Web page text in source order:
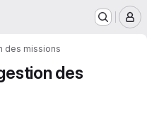
des missions
des